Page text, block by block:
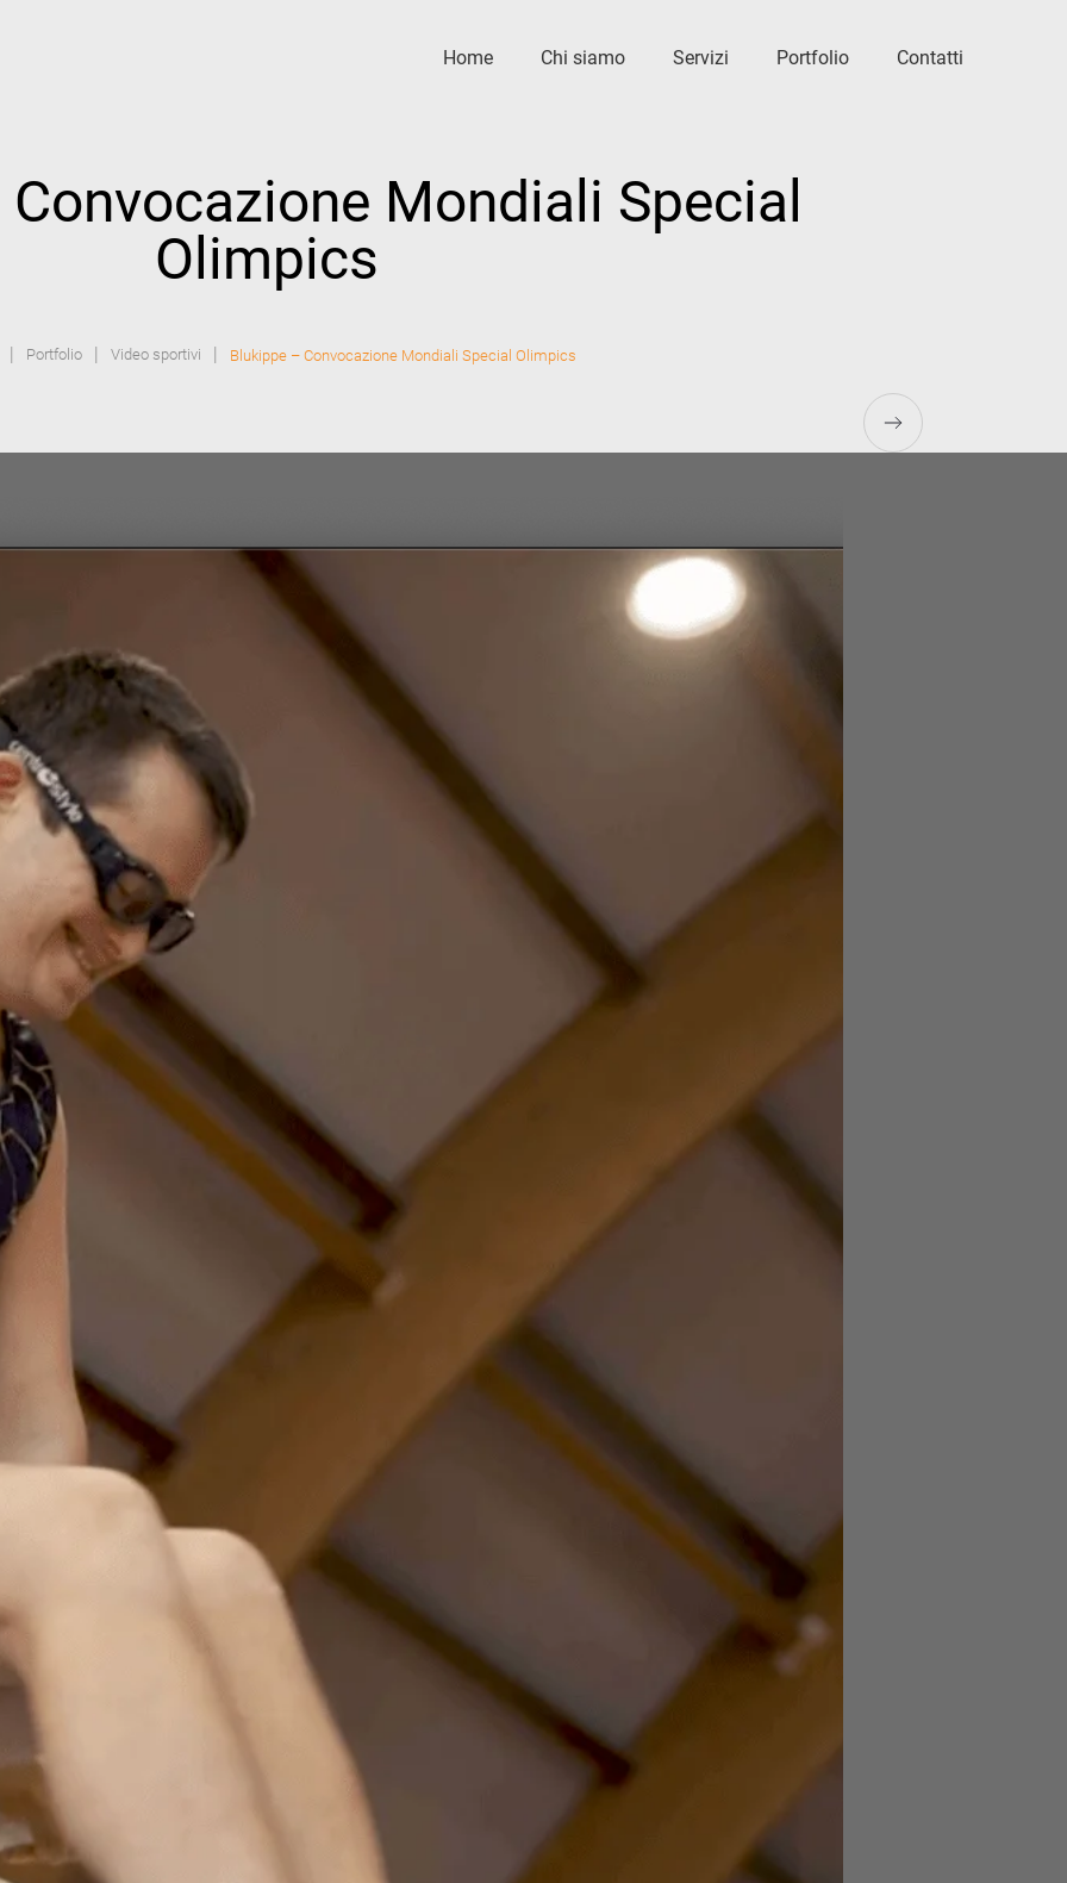
Home Chi siamo Servizi Portfolio Contatti
Mondiali Special
Olimpics
| Portfolio | Video sportivi | Blukippe – Convocazione Mondiali Special Olimpics